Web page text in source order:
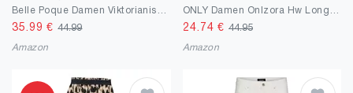
35.99 €44.99
Amazon
24.74 € 44.95
Amazon